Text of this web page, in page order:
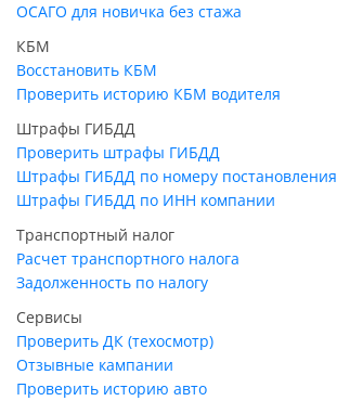
ОСАГО для новичка без стажа
КБМ
Восстановить КБМ
Проверить историю КБМ водителя
Штрафы ГИБДД
Проверить штрафы ГИБДД
Штрафы ГИБДД по номеру постановления
Штрафы ГИБДД по ИНН компании
Транспортный налог
Расчет транспортного налога
Задолженность по налогу
Сервисы
Проверить ДК (техосмотр)
Отзывные кампании
Проверить историю авто